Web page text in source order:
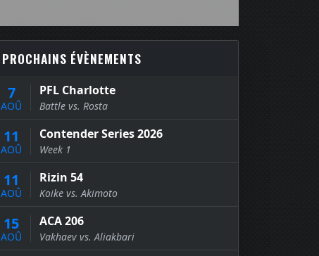
PROCHAINS ÉVÈNEMENTS
7
AOÛ
PFL Charlotte
Battle vs. Rosta
11
AOÛ
Contender Series 2026
Week 1
11
AOÛ
Rizin 54
Koike vs. Akimoto
15
AOÛ
ACA 206
Vakhaev vs. Aliakbari